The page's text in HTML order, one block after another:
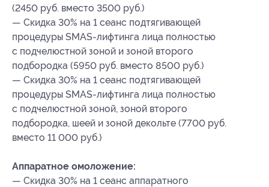
(2450 руб. вместо 3500 руб.)
— Скидка 30% на 1 сеанс подтягивающей
процедуры SMAS-лифтинга лица полностью
с подчелюстной зоной и зоной второго
подбородка (5950 руб. вместо 8500 руб.)
— Скидка 30% на 1 сеанс подтягивающей
процедуры SMAS-лифтинга лица полностью
с подчелюстной зоной, зоной второго
подбородка, шеей и зоной декольте (7700 руб.
вместо 11 000 руб.)
Аппаратное омоложение:
— Скидка 30% на 1 сеанс аппаратного